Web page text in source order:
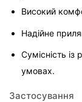
Високий
Надійне
Сумісність із
умовах.
Застосування